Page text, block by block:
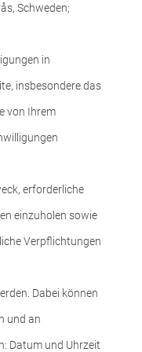
Schweden;
in
insbesondere das
von Ihrem
erforderliche
einzuholen sowie
Verpflichtungen
Dabei können
und an
Datum und Uhrzeit